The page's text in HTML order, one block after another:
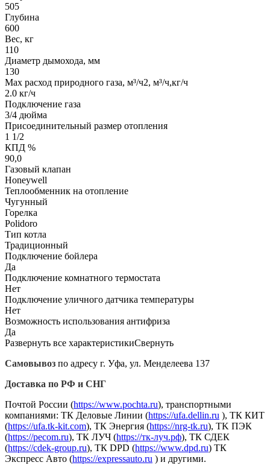
505
Глубина
600
Вес, кг
110
Диаметр дымохода, мм
130
Max расход природного газа, м³/ч2, м³/ч,кг/ч
2.0 кг/ч
Подключение газа
3/4 дюйма
Присоединительный размер отопления
1 1/2
КПД %
90,0
Газовый клапан
Honeywell
Теплообменник на отопление
Чугунный
Горелка
Polidoro
Тип котла
Традиционный
Подключение бойлера
Да
Подключение комнатного термостата
Нет
Подключение уличного датчика температуры
Нет
Возможность использования антифриза
Да
Развернуть все характеристикиСвернуть
Самовывоз по адресу г. Уфа, ул. Менделеева 137
Доставка по РФ и СНГ
Почтой России (https://www.pochta.ru), транспортными
компаниями: ТК Деловые Линии (https://ufa.dellin.ru ), ТК КИТ
(https://ufa.tk-kit.com), ТК Энергия (https://nrg-tk.ru), ТK ПЭК
(https://pecom.ru), ТК ЛУЧ (https://тк-луч.рф), ТК СДЕК
(https://cdek-group.ru), ТК DPD (https://www.dpd.ru) ТК
Экспресс Авто (https://expressauto.ru ) и другими.